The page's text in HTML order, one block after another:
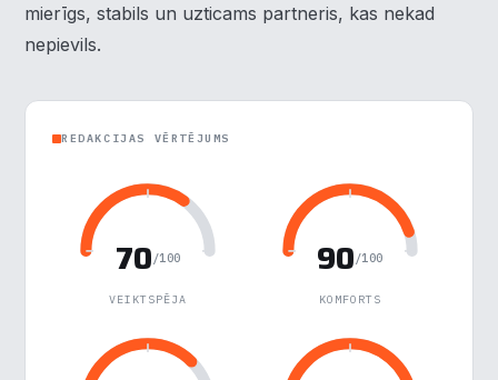
mierīgs, stabils un uzticams partneris, kas nekad
nepievils.
REDAKCIJAS VĒRTĒJUMS
70 /100
VEIKTSPĒJA
90 /100
KOMFORTS
Funkcionālais
Reklāma
Saglabāt preferences